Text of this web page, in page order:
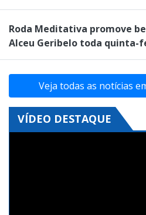
Roda Meditativa promove
Alceu Geribelo toda quinta-
Veja todas as notícias
VÍDEO DESTAQUE